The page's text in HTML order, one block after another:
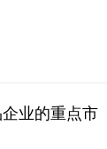
业的重点市